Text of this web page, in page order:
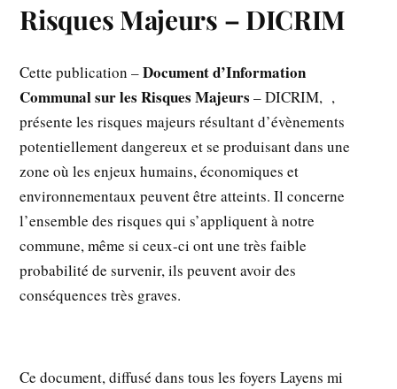
Risques Majeurs – DICRIM
Cette publication –Document d’Information
Communal sur les Risques Majeurs – DICRIM, ,
présente les risques majeurs résultant d’évènements
potentiellement dangereux et se produisant dans une
zone où les enjeux humains, économiques et
environnementaux peuvent être atteints. Il concerne
l’ensemble des risques qui s’appliquent à notre
commune, même si ceux-ci ont une très faible
probabilité de survenir, ils peuvent avoir des
conséquences très graves.
Ce document, diffusé dans tous les foyers Layens mi